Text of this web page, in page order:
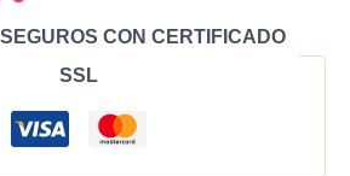
CON CERTIFICADO
SSL